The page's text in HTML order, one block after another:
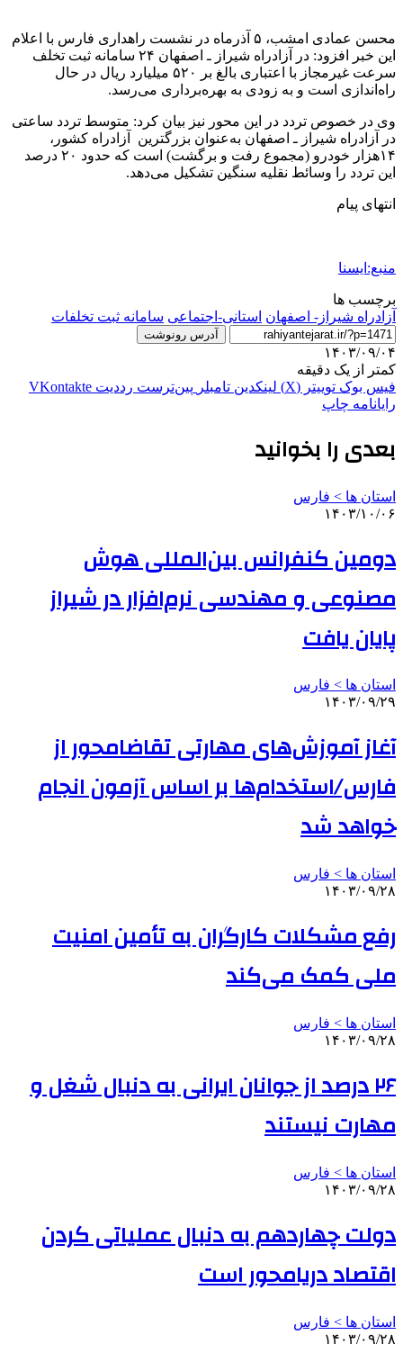
محسن عمادی امشب، ۵ آذرماه در نشست راهداری فارس با اعلام
این خبر افزود: در آزادراه شیراز ـ اصفهان ۲۴ سامانه ثبت تخلف
سرعت غیرمجاز با اعتباری بالغ بر ۵۲۰ میلیارد ریال در حال
راه‌اندازی است و به زودی به بهره‌برداری می‌رسد.
وی در خصوص تردد در این محور نیز بیان کرد: متوسط تردد ساعتی
در آزادراه شیراز ـ اصفهان به‌عنوان بزرگترین آزادراه کشور،
۱۴هزار خودرو (مجموع رفت و برگشت) است که حدود ۲۰ درصد
این تردد را وسائط نقلیه سنگین تشکیل می‌دهد.
انتهای پیام
منبع:ایسنا
برچسب ها
آزادراه شيراز- اصفهان استانی-اجتماعی سامانه ثبت تخلفات
آدرس رونوشت
۱۴۰۳/۰۹/۰۴
کمتر از یک دقیقه
فیس بوک توییتر (X) لینکدین ‫تامبلر ‫پین‌ترست ‫رددیت ‫VKontakte
رایانامه چاپ
بعدی را بخوانید
استان ها > فارس
۱۴۰۳/۱۰/۰۶
دومین کنفرانس بین‌المللی هوش
مصنوعی و مهندسی نرم‌افزار در شیراز
پایان یافت
استان ها > فارس
۱۴۰۳/۰۹/۲۹
آغاز آموزش‌های مهارتی تقاضامحور از
فارس/استخدام‌ها بر اساس آزمون انجام
خواهد شد
استان ها > فارس
۱۴۰۳/۰۹/۲۸
رفع مشکلات کارگران به تأمین امنیت
ملی کمک می‌کند
استان ها > فارس
۱۴۰۳/۰۹/۲۸
۲۶ درصد از جوانان ایرانی به دنبال شغل و
مهارت نیستند
استان ها > فارس
۱۴۰۳/۰۹/۲۸
دولت چهاردهم به دنبال عملیاتی کردن
اقتصاد دریامحور است
استان ها > فارس
۱۴۰۳/۰۹/۲۸